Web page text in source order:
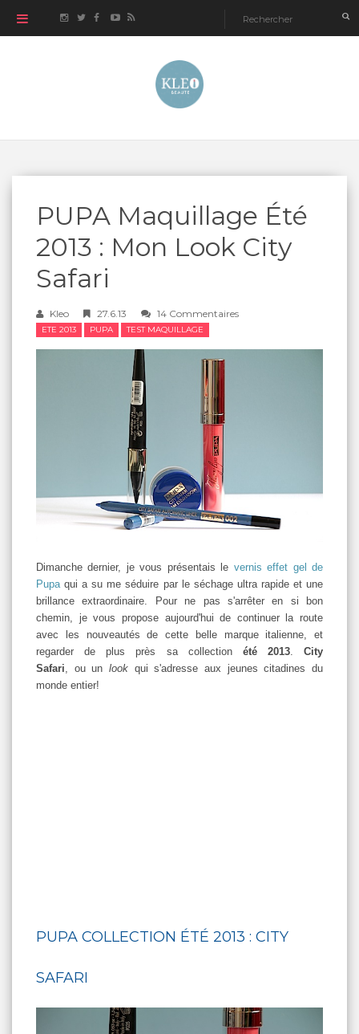
PUPA Maquillage Été
2013 : Mon Look City
Safari
Kleo 27.6.13 14 Commentaires
ETE 2013 PUPA TEST MAQUILLAGE
Dimanche dernier, je vous présentais le vernis effet gel de
Pupaqui a su me séduire par le séchage ultra rapide et une
brillance extraordinaire. Pour ne pas s'arrêter en si bon
chemin, je vous propose aujourd'hui de continuer la route
avec les nouveautés de cette belle marque italienne, et
regarder de plus près sa collection été 2013. City
Safari, ou un look qui s'adresse aux jeunes citadines du
monde entier!
PUPA COLLECTION ÉTÉ 2013 : CITY
SAFARI